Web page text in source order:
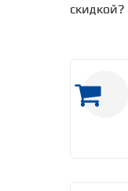
скидкой?